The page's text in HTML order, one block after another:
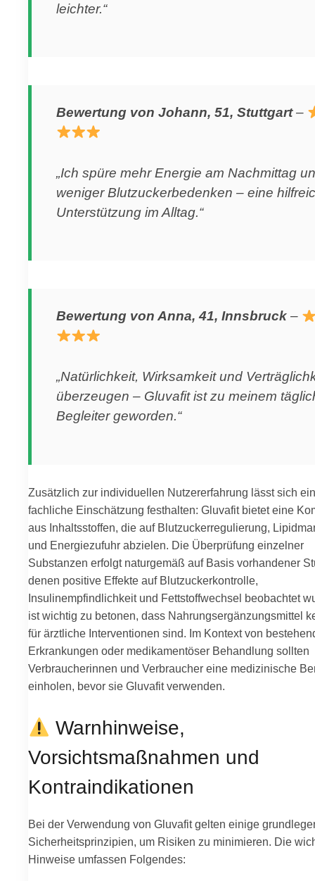
leichter.“
Bewertung von Johann, 51, Stuttgart–
„Ich spüre mehr Energie am Nachmittag
weniger Blutzuckerbedenken – eine
Unterstützung im Alltag.“
Bewertung von Anna, 41, Innsbruck –
„Natürlichkeit, Wirksamkeit und
überzeugen – Gluvafit ist zu meinem
Begleiter geworden.“
Zusätzlich zur individuellen Nutzererfahrung lässt sich
fachliche Einschätzung festhalten: Gluvafit bietet eine
aus Inhaltsstoffen, die auf Blutzuckerregulierung,
und Energiezufuhr abzielen. Die Überprüfung einzelner
Substanzen erfolgt naturgemäß auf Basis vorhandener
denen positive Effekte auf Blutzuckerkontrolle,
Insulinempfindlichkeit und Fettstoffwechsel beobachtet
ist wichtig zu betonen, dass Nahrungsergänzungsmittel
für ärztliche Interventionen sind. Im Kontext von
Erkrankungen oder medikamentöser Behandlung sollten
Verbraucherinnen und Verbraucher eine medizinische
einholen, bevor sie Gluvafit verwenden.
Warnhinweise,
Vorsichtsmaßnahmen und
Kontraindikationen
Bei der Verwendung von Gluvafit gelten einige
Sicherheitsprinzipien, um Risiken zu minimieren. Die
Hinweise umfassen Folgendes: